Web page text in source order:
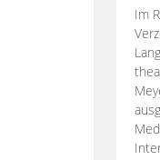
Im